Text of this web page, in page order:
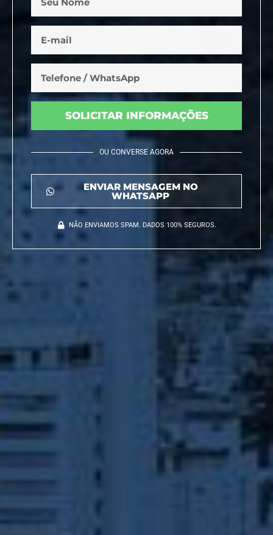
SOLICITAR INFORMAÇÕES
OU CONVERSE AGORA
ENVIAR MENSAGEM NO
WHATSAPP
NÃO ENVIAMOS SPAM. DADOS 100% SEGUROS.